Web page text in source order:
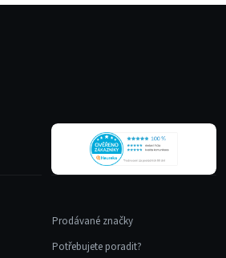
Prodávané značky
Potřebujete poradit?